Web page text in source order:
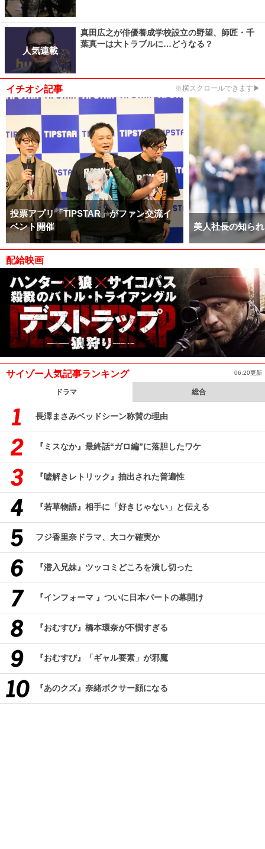
人気連載
真田広之が俳優養成学校設立の野望、師匠・千
葉真一は大トラブルに…どうなる？
イチオシ記事 ※横スクロールできます▶
投票アプリ「TIPSTAR」がファン交流イ
ベント開催
美人社長の知ら
配給映画
サイゾー人気記事ランキング 06:20更新
ドラマ 総合
長澤まさみベッドシーン称賛の理由
『ミスなか』最終話“ガロ編”に落胆したワケ
『嘘解きレトリック』抽出された普遍性
『若草物語』相手に「好きじゃない」と伝える
フジ香里奈ドラマ、大コケ確実か
『潜入兄妹』ツッコミどころを潰し切った
『インフォーマ 』ついに日本パートの幕開け
『おむすび』橋本環奈が不憫すぎる
『おむすび』「ギャル要素」が邪魔
『あのクズ』奈緒ボクサー顔になる